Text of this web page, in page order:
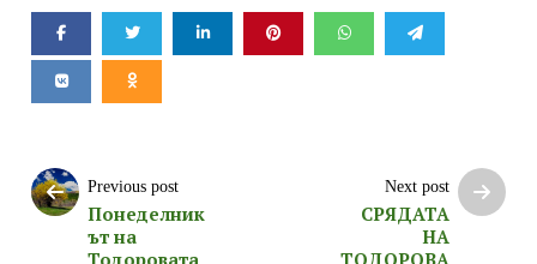
Previous post
Понеделник
ът на
Тодоровата
Next post
СРЯДАТА
НА
ТОДОРОВА